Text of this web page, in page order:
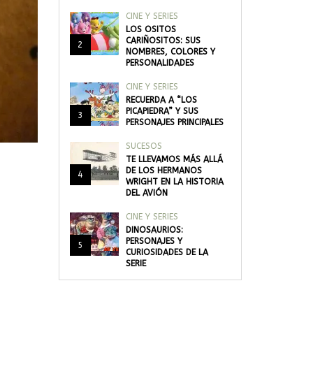
2
CINE Y SERIES
LOS OSITOS
CARIÑOSITOS: SUS
NOMBRES, COLORES Y
PERSONALIDADES
3
CINE Y SERIES
RECUERDA A “LOS
PICAPIEDRA” Y SUS
PERSONAJES PRINCIPALES
4
SUCESOS
TE LLEVAMOS MÁS ALLÁ
DE LOS HERMANOS
WRIGHT EN LA HISTORIA
DEL AVIÓN
5
CINE Y SERIES
DINOSAURIOS:
PERSONAJES Y
CURIOSIDADES DE LA
SERIE